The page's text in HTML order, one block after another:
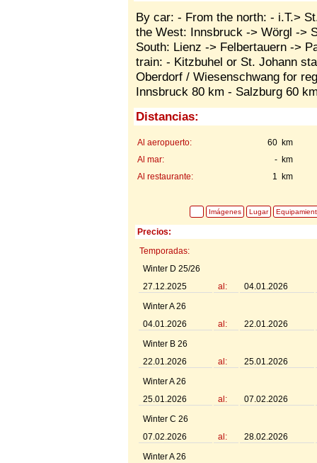
By car: - From the north: - i.T.>
the West: Innsbruck -> Wörgl ->
South: Lienz -> Felbertauern ->
train: - Kitzbuhel or St. Johann
Oberdorf / Wiesenschwang for
Innsbruck 80 km - Salzburg 60
Distancias:
60 km
Al aeropuerto:
- km
Al mar:
1 km
Al restaurante:
Imágenes Lugar
Precios:
Temporadas:
Winter D 25/26
27.12.2025
al:
04.01.2026
Winter A 26
04.01.2026
al:
22.01.2026
Winter B 26
22.01.2026
al:
25.01.2026
Winter A 26
25.01.2026
al:
07.02.2026
Winter C 26
07.02.2026
al:
28.02.2026
Winter A 26